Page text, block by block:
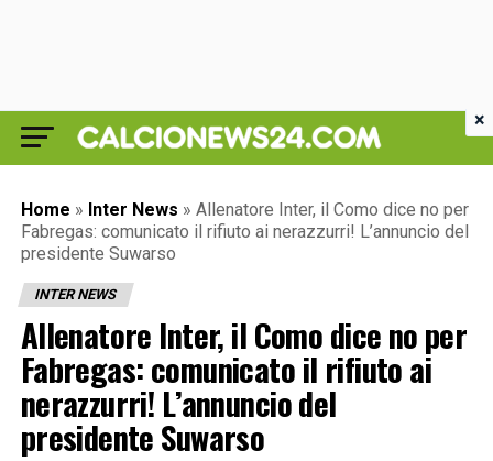
Home » Inter News » Allenatore Inter, il Como dice no per
Fabregas: comunicato il rifiuto ai nerazzurri! L’annuncio del
presidente Suwarso
INTER NEWS
Allenatore Inter, il Como dice no per
Fabregas: comunicato il rifiuto ai
nerazzurri! L’annuncio del
presidente Suwarso
×